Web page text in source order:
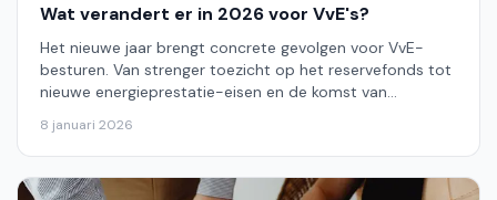
Wat verandert er in 2026 voor VvE's?
Het nieuwe jaar brengt concrete gevolgen voor VvE-
besturen. Van strenger toezicht op het reservefonds tot
nieuwe energieprestatie-eisen en de komst van
8 januari 2026